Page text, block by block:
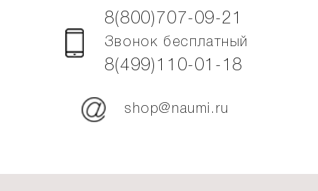
8(800)707-09-21
Звонок бесплатный
8(499)110-01-18
shop@naumi.ru